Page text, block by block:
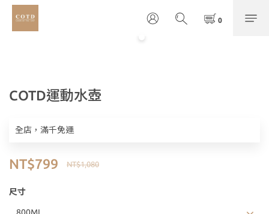
COTD運動水壺
全店，滿千免運
NT$1,080
NT$799
尺寸